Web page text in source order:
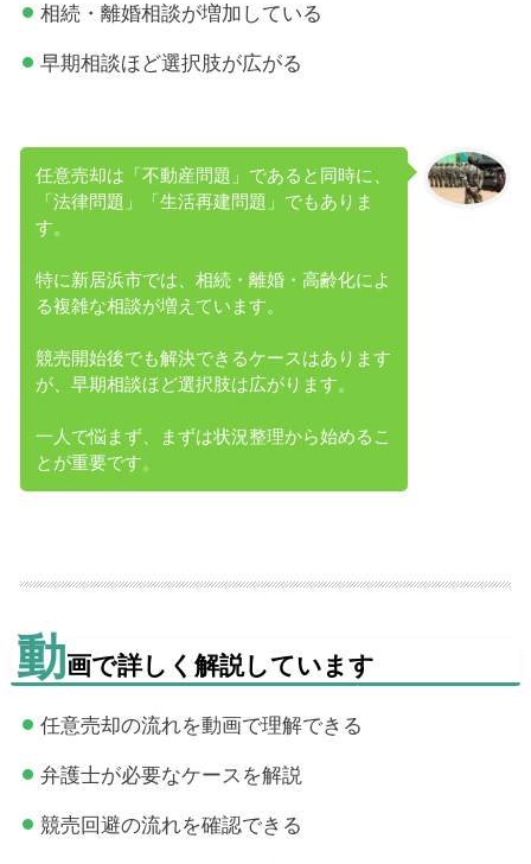
相続・離婚相談が増加している
早期相談ほど選択肢が広がる
任意売却は「不動産問題」であると同時に、
「法律問題」「生活再建問題」でもありま
す。
特に新居浜市では、相続・離婚・高齢化によ
る複雑な相談が増えています。
競売開始後でも解決できるケースはあります
が、早期相談ほど選択肢は広がります。
一人で悩まず、まずは状況整理から始めるこ
とが重要です。
動画で詳しく解説しています
任意売却の流れを動画で理解できる
弁護士が必要なケースを解説
競売回避の流れを確認できる